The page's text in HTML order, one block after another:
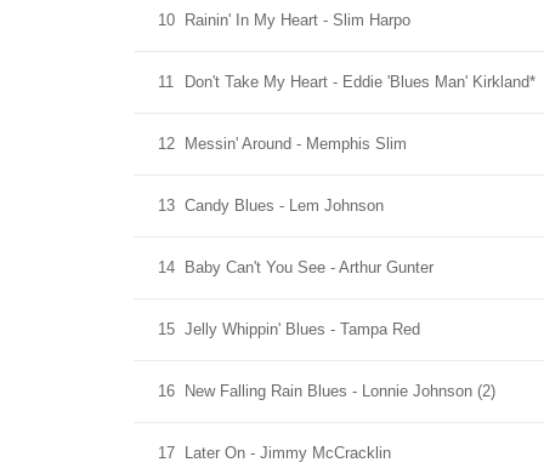
10 Rainin' In My Heart - Slim Harpo
11 Don't Take My Heart - Eddie 'Blues Man' Kirkland*
12 Messin' Around - Memphis Slim
13 Candy Blues - Lem Johnson
14 Baby Can't You See - Arthur Gunter
15 Jelly Whippin' Blues - Tampa Red
16 New Falling Rain Blues - Lonnie Johnson (2)
17 Later On - Jimmy McCracklin